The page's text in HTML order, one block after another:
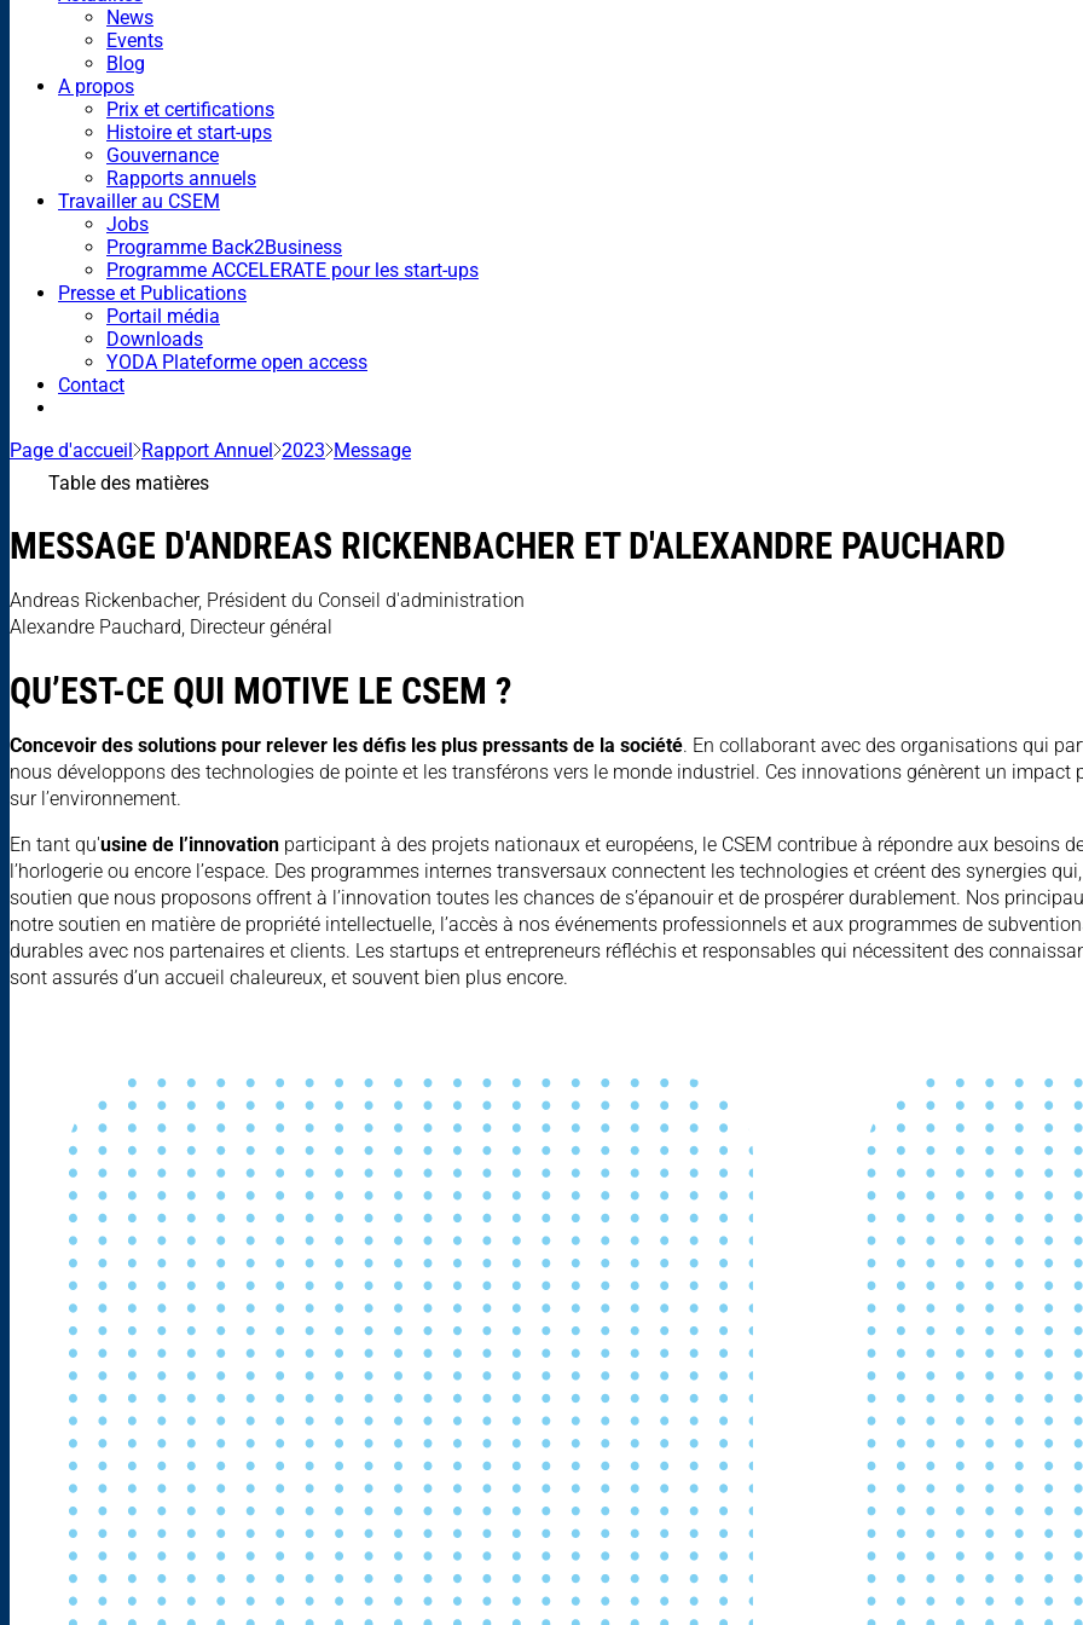
News
Events
Blog
A propos
Prix et certifications
Histoire et start-ups
Gouvernance
Rapports annuels
Travailler au CSEM
Jobs
Programme Back2Business
Programme ACCELERATE pour les start-ups
Presse et Publications
Portail média
Downloads
YODA Plateforme open access
Contact
Page d'accueil Rapport Annuel 2023 Message
Table des matières
MESSAGE D'ANDREAS RICKENBACHER ET D'ALEXANDRE PAUCHARD
Andreas Rickenbacher, Président du Conseil d'administration
Alexandre Pauchard, Directeur général
QU’EST-CE QUI MOTIVE LE CSEM ?
Concevoir des solutions pour relever les défis les plus pressants de la société. En collaborant avec des organisations qui
nous développons des technologies de pointe et les transférons vers le monde industriel. Ces innovations génèrent un
sur l’environnement.
En tant qu'usine de l’innovation participant à des projets nationaux et européens, le CSEM contribue à répondre aux besoins
l’horlogerie ou encore l’espace. Des programmes internes transversaux connectent les technologies et créent des synergies
soutien que nous proposons offrent à l’innovation toutes les chances de s’épanouir et de prospérer durablement. Nos
notre soutien en matière de propriété intellectuelle, l’accès à nos événements professionnels et aux programmes de
durables avec nos partenaires et clients. Les startups et entrepreneurs réfléchis et responsables qui nécessitent des
sont assurés d’un accueil chaleureux, et souvent bien plus encore.